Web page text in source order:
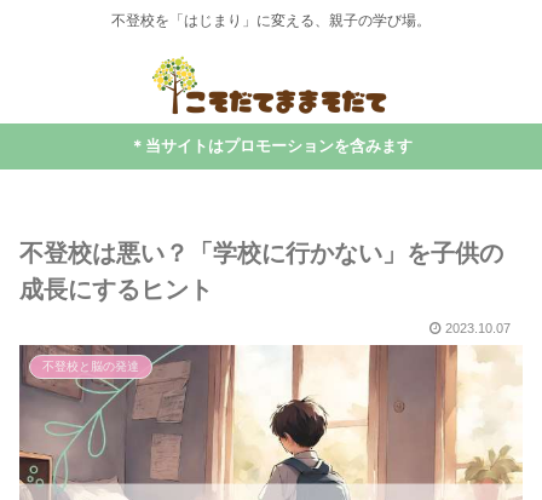
不登校を「はじまり」に変える、親子の学び場。
＊当サイトはプロモーションを含みます
不登校は悪い？「学校に行かない」を子供の
成長にするヒント
2023.10.07
不登校と脳の発達